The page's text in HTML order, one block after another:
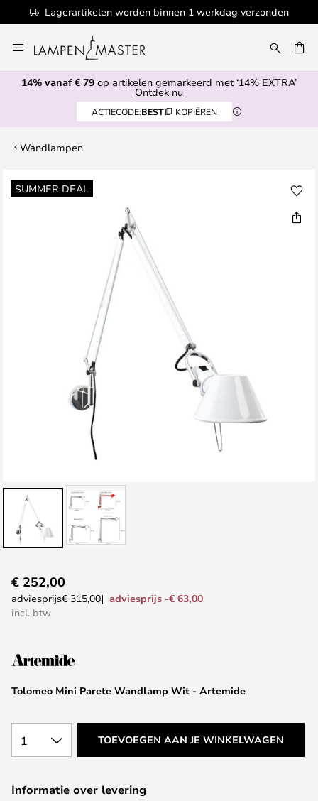
Lagerartikelen worden binnen 1 werkdag verzonden
naar
de
inhoud
14% vanaf € 79 op artikelen gemarkeerd met ‘14% EXTRA’
Ontdek nu
ACTIECODE:BEST KOPIËREN
Wandlampen
SUMMER DEAL
Ga
naar
naar
het
de
gallerij
Tolomeo Mini Parete Wandlamp Wit - Artemide
€ 252,00
adviesprijs€ 315,00
adviesprijs -€ 63,00
incl. btw
1 TOEVOEGEN AAN JE WINKELWAGEN
Informatie over levering